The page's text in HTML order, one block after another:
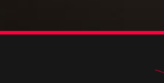
صاحب امضا می باشند. به